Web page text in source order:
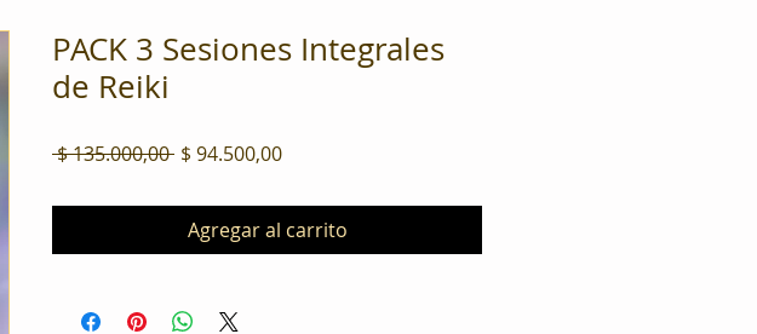
PACK 3 Sesiones Integrales
de Reiki
$ 135.000,00 Precio
$ 94.500,00Precio
oferta
Agregar al carrito